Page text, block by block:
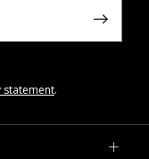
statement.